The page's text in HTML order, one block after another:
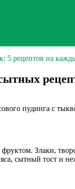
5 рецептов на
пудинга с
Злаки,
сытный тост и